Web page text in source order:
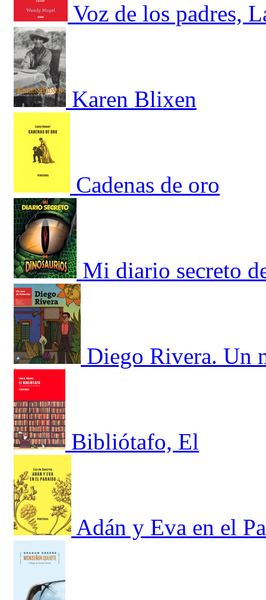
Voz de los padres,
Karen Blixen
Cadenas de oro
Mi diario secreto
Diego Rivera. Un
Bibliótafo, El
Adán y Eva en el